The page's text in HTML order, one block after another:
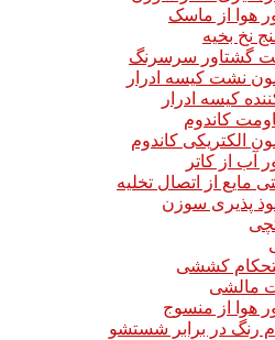
هوا از ماسک
نخ بخیه
گشتاور سرسرنگ
نشت کیسه ادرار
کیسه ادرار
کاندوم
الکتریکی کاندوم
آب از کاتر
مایع از اتصال تخلیه
پذیری سوزن
کششی
مالشی
هوا از منسوج
رنگ در برابر شستشو